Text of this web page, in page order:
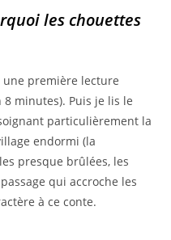
les chouettes
première lecture
minutes). Puis je lis le
particulièrement la
endormi (la
presque brûlées, les
qui accroche les
à ce conte.